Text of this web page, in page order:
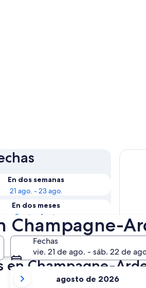
Champagne-
Fechas
vie. 21 de ago. - sáb. 22 de
tus
meses
agosto de 2026
En dos semanas
21 ago. - 23 ago.
En dos meses
2 oct. - 4 oct.
en Champagne-